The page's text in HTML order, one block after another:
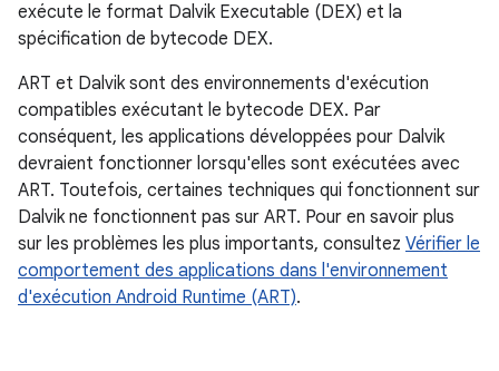
exécute le format Dalvik Executable (DEX) et la
spécification de bytecode DEX.
ART et Dalvik sont des environnements d'exécution
compatibles exécutant le bytecode DEX. Par
conséquent, les applications développées pour Dalvik
devraient fonctionner lorsqu'elles sont exécutées avec
ART. Toutefois, certaines techniques qui fonctionnent sur
Dalvik ne fonctionnent pas sur ART. Pour en savoir plus
sur les problèmes les plus importants, consultez Vérifier le
comportement des applications dans l'environnement
d'exécution Android Runtime (ART).